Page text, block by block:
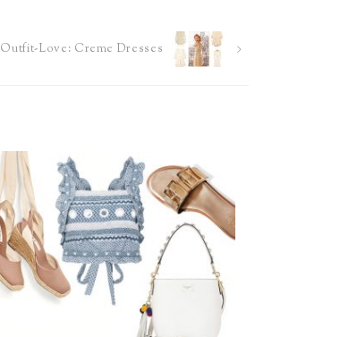
Outfit-Love: Creme Dresses